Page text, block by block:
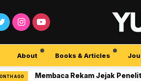
About Books & Articles
Membaca Rekam Jejak Peneliti di